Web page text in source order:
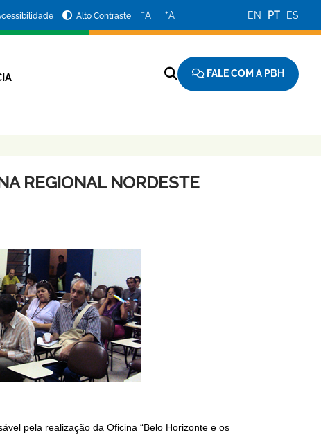
Alto Contraste −A +A EN PT ES
FALE COM A PBH
REGIONAL NORDESTE
pela realização da Oficina “Belo Horizonte e os